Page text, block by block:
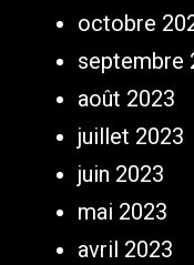
octobre
septembre
août 2023
juillet 2023
juin 2023
mai 2023
avril 2023